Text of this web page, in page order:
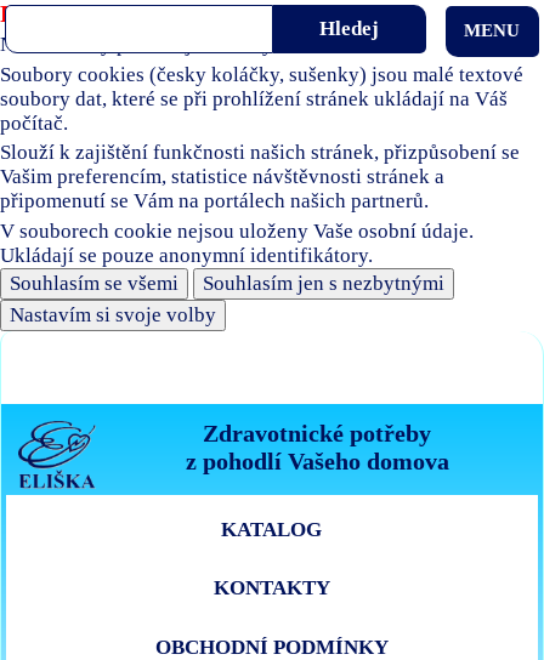
Používáme soubory cookies
Naše stránky používají soubory cookies.
Soubory cookies (česky koláčky, sušenky) jsou malé textové
soubory dat, které se při prohlížení stránek ukládají na Váš
počítač.
Slouží k zajištění funkčnosti našich stránek, přizpůsobení se
Vašim preferencím, statistice návštěvnosti stránek a
připomenutí se Vám na portálech našich partnerů.
V souborech cookie nejsou uloženy Vaše osobní údaje.
Ukládají se pouze anonymní identifikátory.
Souhlasím se všemi
Souhlasím jen s nezbytnými
Nastavím si svoje volby
Zdravotnické potřeby
z pohodlí Vašeho domova
MENU
KATALOG
KONTAKTY
OBCHODNÍ PODMÍNKY